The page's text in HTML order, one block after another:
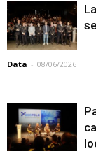
Data - 08/06/2026